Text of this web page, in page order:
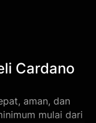
Cardano
aman, dan
mulai dari